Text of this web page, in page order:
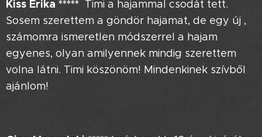
Kiss Erika ***** Timi a hajammal csodát tett.
Sosem szerettem a göndör hajamat, de egy új ,
számomra ismeretlen módszerrel a hajam
egyenes, olyan amilyennek mindig szerettem
volna látni. Timi köszönöm! Mindenkinek szívből
ajánlom!